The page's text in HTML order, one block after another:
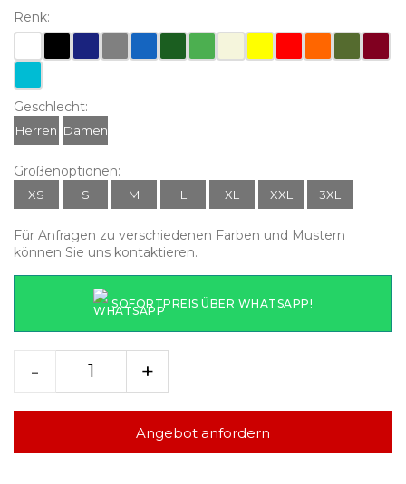
Renk:
Geschlecht:
Herren Damen
Größenoptionen:
XS S M L XL XXL 3XL
Für Anfragen zu verschiedenen Farben und Mustern
können Sie uns kontaktieren.
SOFORTPREIS ÜBER WHATSAPP!
- +
Angebot anfordern